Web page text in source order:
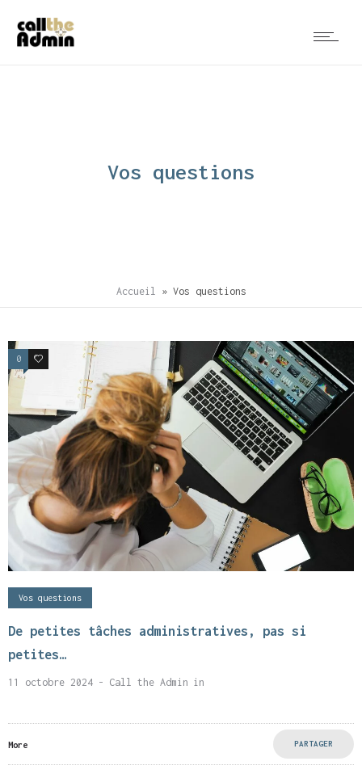
Vos questions
Accueil » Vos questions
0 2
Vos questions
De petites tâches administratives, pas si
petites…
11 octobre 2024 - Call the Admin in
More PARTAGER